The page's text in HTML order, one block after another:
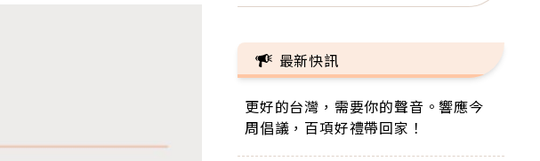
最新快訊
更好的台灣，需要你的聲音。響應今
周倡議，百項好禮帶回家！